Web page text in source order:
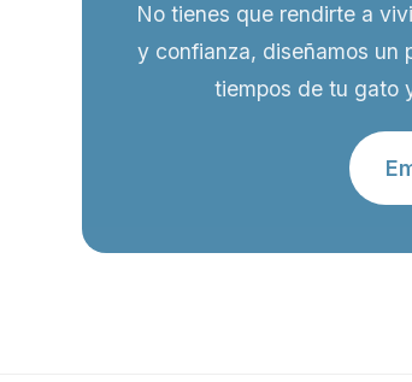
No tienes que rendirte a
y confianza, diseñamos un
tiempos de tu gato